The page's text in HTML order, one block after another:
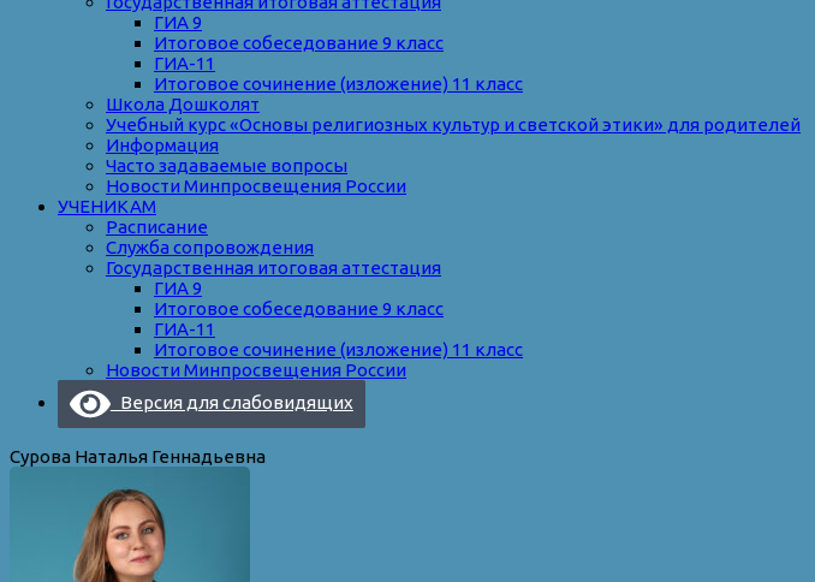
ГИА 9
Итоговое собеседование 9 класс
ГИА-11
Итоговое сочинение (изложение) 11 класс
Школа Дошколят
Учебный курс «Основы религиозных культур и светской этики» для родителей
Информация
Часто задаваемые вопросы
Новости Минпросвещения России
УЧЕНИКАМ
Расписание
Служба сопровождения
Государственная итоговая аттестация
ГИА 9
Итоговое собеседование 9 класс
ГИА-11
Итоговое сочинение (изложение) 11 класс
Новости Минпросвещения России
Версия для слабовидящих
Сурова Наталья Геннадьевна